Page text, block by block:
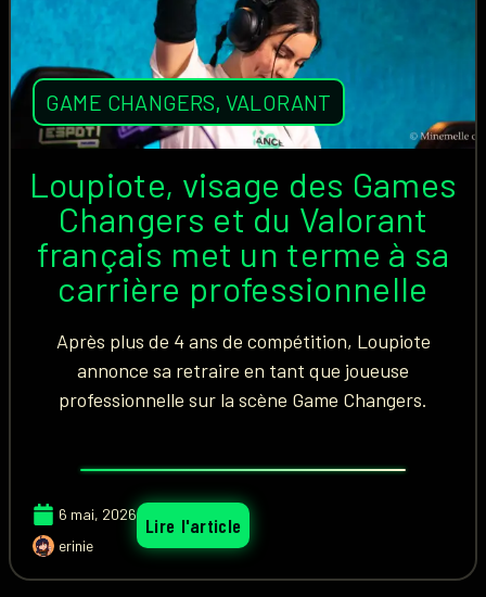
GAME CHANGERS,VALORANT
Loupiote, visage des Games
Changers et du Valorant
français met un terme à sa
carrière professionnelle
Après plus de 4 ans de compétition, Loupiote
annonce sa retraire en tant que joueuse
professionnelle sur la scène Game Changers.
6 mai, 2026
erinie
Lire l'article